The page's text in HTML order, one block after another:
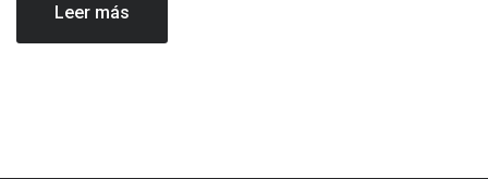
Leer más